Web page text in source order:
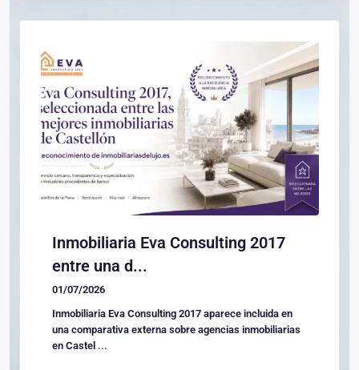
Inmobiliaria Eva Consulting 2017
entre una d...
01/07/2026
Inmobiliaria Eva Consulting 2017 aparece incluida en
una comparativa externa sobre agencias inmobiliarias
en Castel ...